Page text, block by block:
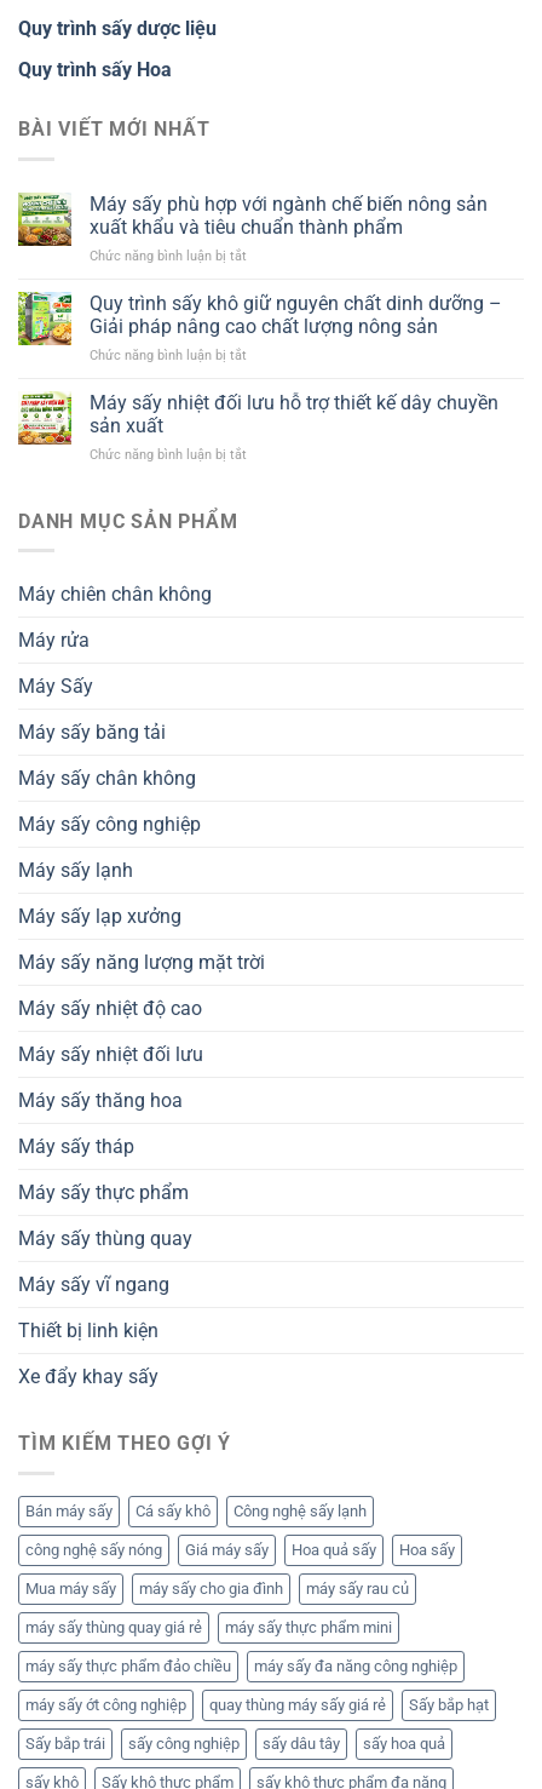
Quy trình sấy dược liệu
Quy trình sấy Hoa
BÀI VIẾT MỚI NHẤT
Máy sấy phù hợp với ngành chế biến nông sản
xuất khẩu và tiêu chuẩn thành phẩm
Chức năng bình luận bị tắt
sấy
phù
hợp
chế
Quy trình sấy khô giữ nguyên chất dinh dưỡng –
Giải pháp nâng cao chất lượng nông sản
Chức năng bình luận bị tắt
trình
Máy sấy nhiệt đối lưu hỗ trợ thiết kế dây chuyền
sản xuất
Chức năng bình luận bị tắt
DANH MỤC SẢN PHẨM
Máy chiên chân không
Máy rửa
Máy Sấy
Máy sấy băng tải
Máy sấy chân không
Máy sấy công nghiệp
Máy sấy lạnh
Máy sấy lạp xưởng
Máy sấy năng lượng mặt trời
Máy sấy nhiệt độ cao
Máy sấy nhiệt đối lưu
Máy sấy thăng hoa
Máy sấy tháp
Máy sấy thực phẩm
Máy sấy thùng quay
Máy sấy vĩ ngang
Thiết bị linh kiện
Xe đẩy khay sấy
TÌM KIẾM THEO GỢI Ý
Bán máy sấy Cá sấy khô Công nghệ sấy lạnh
công nghệ sấy nóng Giá máy sấy Hoa quả sấy Hoa sấy
Mua máy sấy máy sấy cho gia đình máy sấy rau củ
máy sấy thùng quay giá rẻ máy sấy thực phẩm mini
máy sấy thực phẩm đảo chiều máy sấy đa năng công nghiệp
máy sấy ớt công nghiệp quay thùng máy sấy giá rẻ Sấy bắp hạt
Sấy bắp trái sấy công nghiệp sấy dâu tây sấy hoa quả
sấy khô Sấy khô thực phẩm sấy khô thực phẩm đa năng